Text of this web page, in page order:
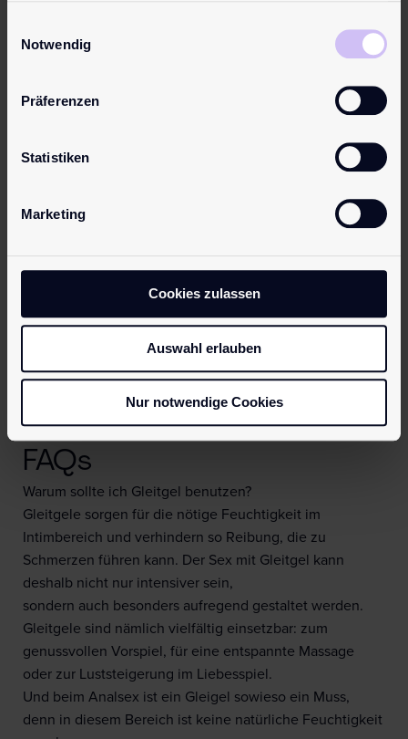
Notwendig
Präferenzen
Statistiken
Marketing
Cookies zulassen
Auswahl erlauben
Nur notwendige Cookies
% natürlichen,
Papiertuch in
Mehr erfahren
langanhaltend
Mehr erfahren
FAQs
Warum sollte ich Gleitgel benutzen?
Gleitgele sorgen für die nötige Feuchtigkeit im
Intimbereich und verhindern so Reibung, die zu
Schmerzen führen kann. Der Sex mit Gleitgel kann
deshalb nicht nur intensiver sein,
sondern auch besonders aufregend gestaltet werden.
Gleitgele sind nämlich vielfältig einsetzbar: zum
genussvollen Vorspiel, für eine entspannte Massage
oder zur Luststeigerung im Liebesspiel.
Und beim Analsex ist ein Gleigel sowieso ein Muss,
denn in diesem Bereich ist keine natürliche Feuchtigkeit